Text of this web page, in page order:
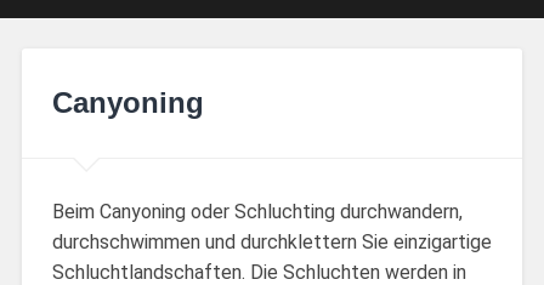
Canyoning
Beim Canyoning oder Schluchting durchwandern,
durchschwimmen und durchklettern Sie einzigartige
Schluchtlandschaften. Die Schluchten werden in